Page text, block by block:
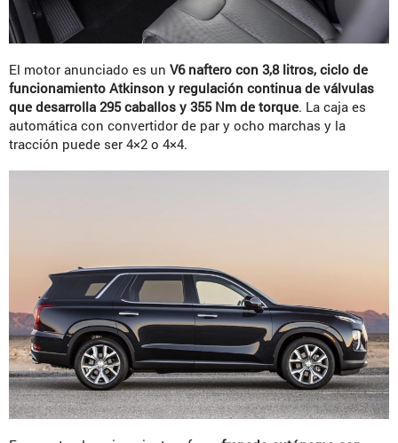
El motor anunciado es un V6 naftero con 3,8 litros, ciclo de
funcionamiento Atkinson y regulación continua de válvulas
que desarrolla 295 caballos y 355 Nm de torque. La caja es
automática con convertidor de par y ocho marchas y la
tracción puede ser 4×2 o 4×4.